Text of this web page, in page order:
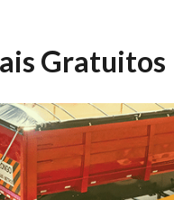
Gratuitos